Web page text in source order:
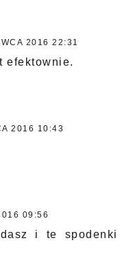
2016 22:31
efektownie.
2016 10:43
09:56
i te spodenki